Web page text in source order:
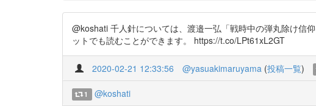
@koshati 千人針については、渡邉一弘「戦時中の弾丸除け信
ットでも読むことができます。 https://t.co/LPt61xL2GT
2020-02-21 12:33:56 @yasuakimaruyama (投稿一覧)
1 @koshati